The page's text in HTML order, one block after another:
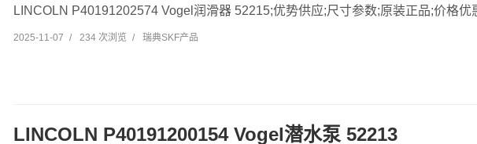
LINCOLN P40191202574 Vogel润滑器 52215;优势供应;尺寸参数;原装正品;价格优
2025-11-07 / 234 次浏览 / 瑞典SKF产品
LINCOLN P40191200154 Vogel潜水泵 52213